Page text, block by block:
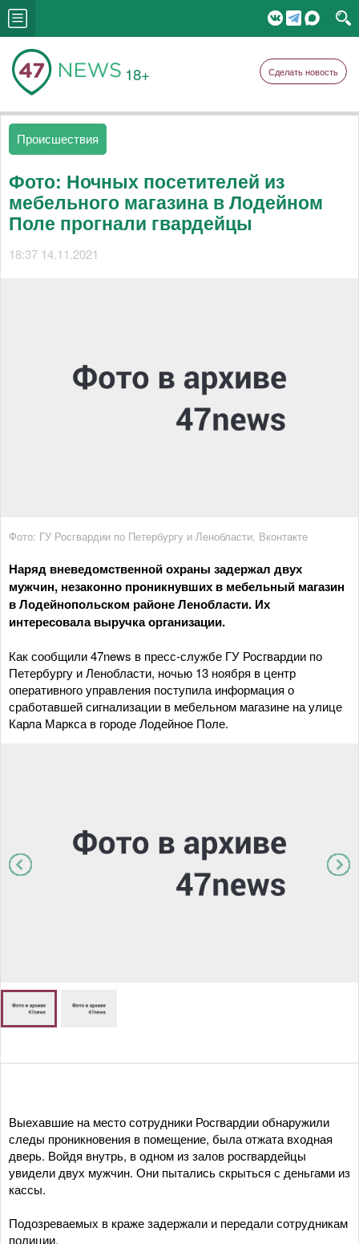
18+ Сделать новость
Происшествия
Фото: Ночных посетителей из
мебельного магазина в Лодейном
Поле прогнали гвардейцы
18:37 14.11.2021
Фото: ГУ Росгвардии по Петербургу и Ленобласти, Вконтакте
Наряд вневедомственной охраны задержал двух
мужчин, незаконно проникнувших в мебельный магазин
в Лодейнопольском районе Ленобласти. Их
интересовала выручка организации.
Как сообщили 47news в пресс-службе ГУ Росгвардии по
Петербургу и Ленобласти, ночью 13 ноября в центр
оперативного управления поступила информация о
сработавшей сигнализации в мебельном магазине на улице
Карла Маркса в городе Лодейное Поле.
Выехавшие на место сотрудники Росгвардии обнаружили
следы проникновения в помещение, была отжата входная
дверь. Войдя внутрь, в одном из залов росгвардейцы
увидели двух мужчин. Они пытались скрыться с деньгами из
кассы.
Подозреваемых в краже задержали и передали сотрудникам
полиции.